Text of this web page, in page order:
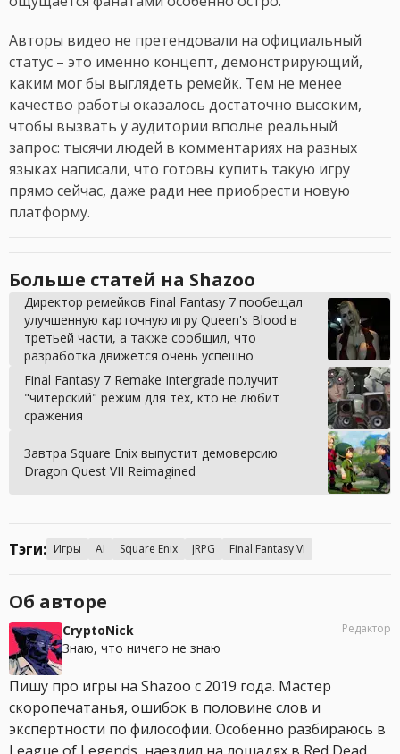
Авторы видео не претендовали на официальный
статус – это именно концепт, демонстрирующий,
каким мог бы выглядеть ремейк. Тем не менее
качество работы оказалось достаточно высоким,
чтобы вызвать у аудитории вполне реальный
запрос: тысячи людей в комментариях на разных
языках написали, что готовы купить такую игру
прямо сейчас, даже ради нее приобрести новую
платформу.
Больше статей на Shazoo
Директор ремейков Final Fantasy 7 пообещал
улучшенную карточную игру Queen's Blood в
третьей части, а также сообщил, что
разработка движется очень успешно
Final Fantasy 7 Remake Intergrade получит
"читерский" режим для тех, кто не любит
сражения
Завтра Square Enix выпустит демоверсию
Dragon Quest VII Reimagined
Тэги: Игры AI Square Enix JRPG Final Fantasy VI
Об авторе
CryptoNick
Знаю, что ничего не знаю
Редактор
Пишу про игры на Shazoo с 2019 года. Мастер
скоропечатанья, ошибок в половине слов и
экспертности по философии. Особенно разбираюсь в